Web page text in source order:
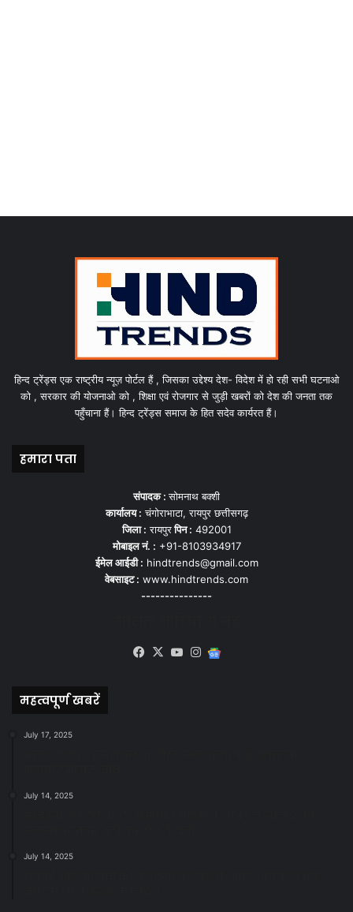
हिन्द ट्रेंड्स एक राष्ट्रीय न्यूज़ पोर्टल हैं , जिसका उद्देश्य देश- विदेश में हो रही सभी घटनाओ
को , सरकार की योजनाओ को , शिक्षा एवं रोजगार से जुड़ी खबरों को देश की जनता तक
पहुँचाना हैं। हिन्द ट्रेंड्स समाज के हित सदेव कार्यरत हैं।
हमारा पता
संपादक :सोमनाथ बक्शी
कार्यालय : चंगोराभाटा, रायपुर छत्तीसगढ़
जिला : रायपुरपिन : 492001
मोबाइल नं. : +91-8103934917
ईमेल आईडी : hindtrends@gmail.com
वेबसाइट : www.hindtrends.com
---------------
Facebook
X YouTubeInstagram
महत्वपूर्ण खबरें
July 17, 2025
July 14, 2025
July 14, 2025